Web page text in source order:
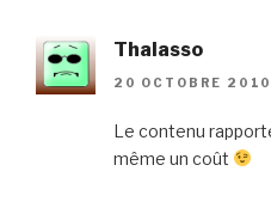
Thalasso
20 OCTOBRE
Le contenu
même un coût